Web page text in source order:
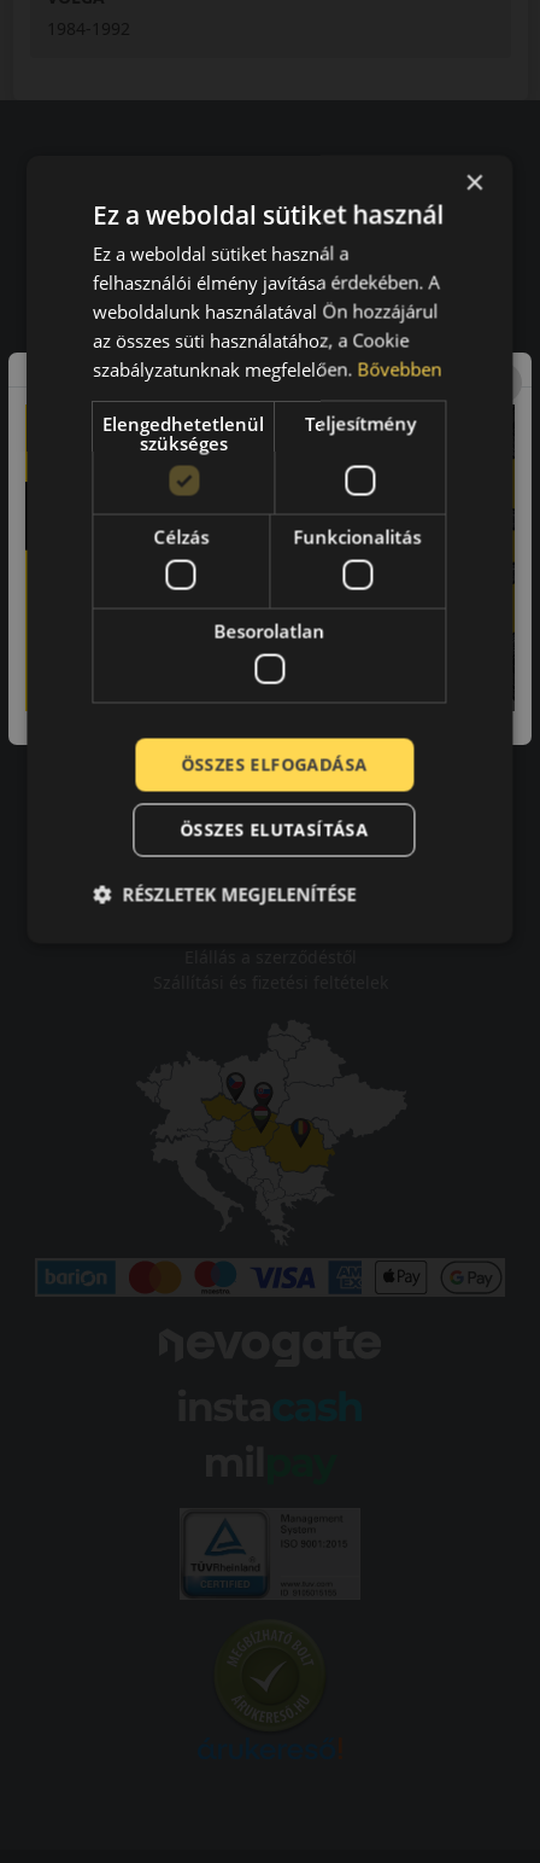
97.76%
a vásárlók közül ajánlaná ismerősének ezt a boltot.
21659vélemény alapján
Laca
A bolt vásárlója
Minden tökéletesen működik.
Impresszum
Vásárlási feltételek
Karrier
Tudástár
Kapcsolat
×
Ez a weboldal sütiket használ
Ez a weboldal sütiket használ a
felhasználói élmény javítása érdekében. A
weboldalunk használatával Ön hozzájárul
az összes süti használatához, a Cookie
szabályzatunknak megfelelően. Bővebben
Elengedhetetlenül
szükséges
Teljesítmény
Célzás Funkcionalitás
Besorolatlan
ÖSSZES ELFOGADÁSA
ÖSSZES ELUTASÍTÁSA
RÉSZLETEK MEGJELENÍTÉSE